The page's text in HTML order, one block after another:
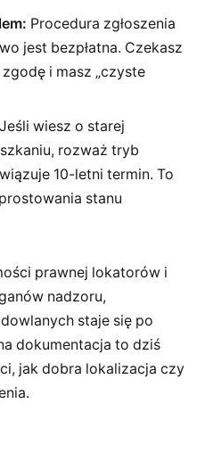
Procedura zgłoszenia
jest bezpłatna. Czekasz
i masz „czyste
Jeśli wiesz o starej
rozważ tryb
10-letni termin. To
stanu
prawnej lokatorów i
nadzoru,
staje się po
dokumentacja to dziś
jak dobra lokalizacja czy